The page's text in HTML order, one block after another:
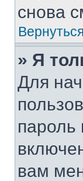
снова
» Я
Для
пароль
вам